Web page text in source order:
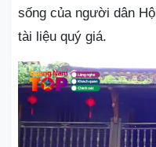
sống của người dân
tài liệu quý giá.